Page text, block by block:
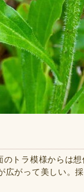
トラ模様からは
広がって美しい。